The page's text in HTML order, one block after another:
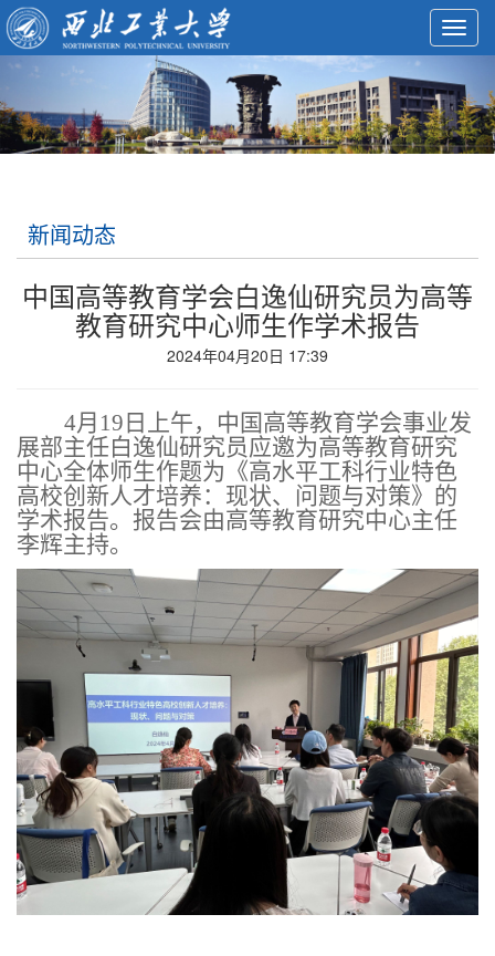
新闻动态
中国高等教育学会白逸仙研究员为高等
教育研究中心师生作学术报告
2024年04月20日 17:39
4月 19 日上午，中国高等教育学会事业发
展部主任白逸仙研究员应邀为高等教育研究
中心全体师生作题为《高水平工科行业特色
高校创新人才培养：现状、问题与对策》的
学术报告。报告会由高等教育研究中心主任
李辉主持。